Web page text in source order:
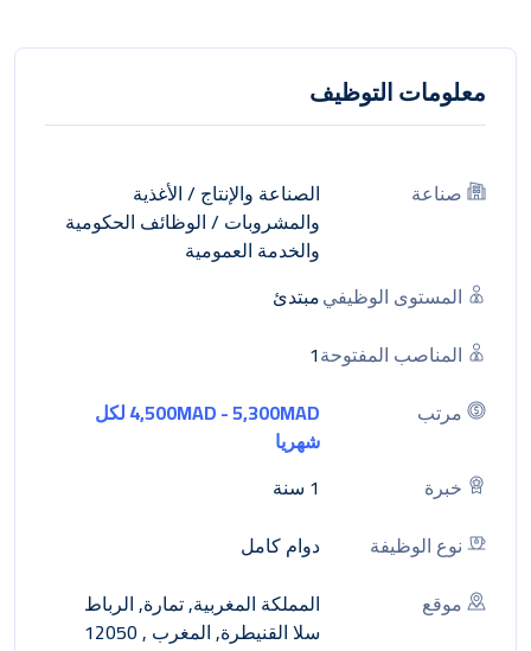
معلومات التوظيف
صناعة الصناعة والإنتاج/الأغذية
والمشروبات/الوظائف الحكومية
والخدمة العمومية
المستوى الوظيفيمبتدئ
المناصب المفتوحة1
مرتب
4,500MAD - 5,300MAD لكل
شهريا
خبرة
1 سنة
نوع الوظيفة
دوام كامل
موقع
المملكة المغربية, تمارة, الرباط
سلا القنيطرة, المغرب , 12050